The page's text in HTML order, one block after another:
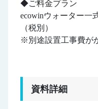
◆ご料金プラン
ecowinウォーター一
（税別）
※別途設置工事費が
資料詳細